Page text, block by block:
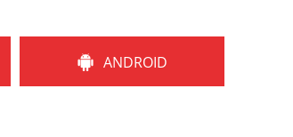
ANDROID